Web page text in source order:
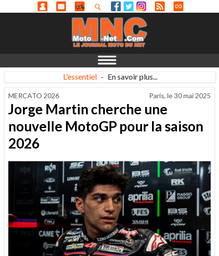
L'essentiel - En savoir plus...
MERCATO 2026 Paris, le30 mai 2025
Jorge Martin cherche une
nouvelle MotoGP pour la saison
2026